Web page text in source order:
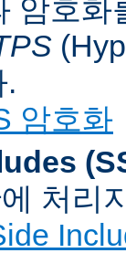
암호
암호화
처리